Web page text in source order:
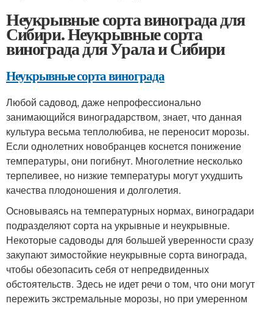
Неукрывные сорта винограда для
Сибири. Неукрывные сорта
винограда для Урала и Сибири
Неукрывные сорта винограда
Любой садовод, даже непрофессионально
занимающийся виноградарством, знает, что данная
культура весьма теплолюбива, не переносит морозы.
Если однолетних новобранцев коснется понижение
температуры, они погибнут. Многолетние несколько
терпеливее, но низкие температуры могут ухудшить
качества плодоношения и долголетия.
Основываясь на температурных нормах, виноградари
подразделяют сорта на укрывные и неукрывные.
Некоторые садоводы для большей уверенности сразу
закупают зимостойкие неукрывные сорта винограда,
чтобы обезопасить себя от непредвиденных
обстоятельств. Здесь не идет речи о том, что они могут
пережить экстремальные морозы, но при умеренном